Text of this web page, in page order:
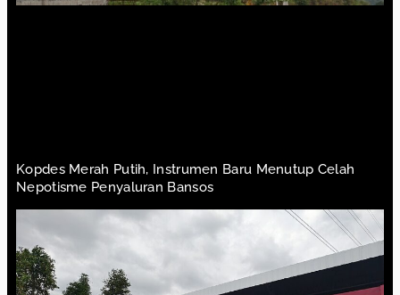
Kopdes Merah Putih, Instrumen Baru Menutup Celah
Nepotisme Penyaluran Bansos